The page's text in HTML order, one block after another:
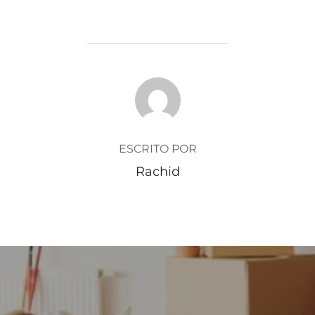
AUTOR DE LA ENTRADA
ESCRITO POR
Rachid